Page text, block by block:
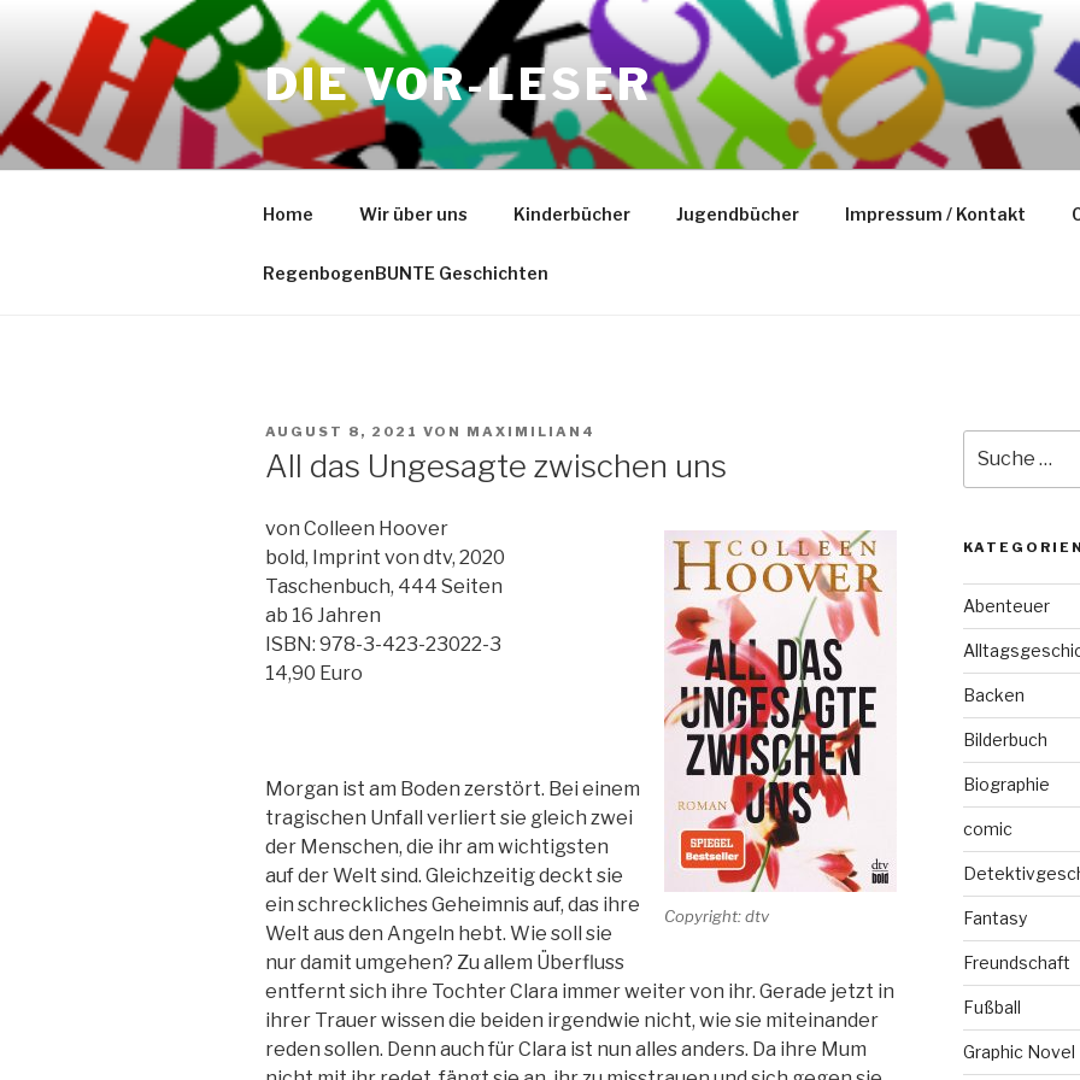
springen
DIE VOR-LESER
Home Wir über uns Kinderbücher Jugendbücher Impressum / Kontakt
RegenbogenBUNTE Geschichten
VERÖFFENTLICHT
AUGUST 8, 2021 VON MAXIMILIAN4
All das Ungesagte zwischen uns
Copyright: dtv
von Colleen Hoover
bold, Imprint von dtv, 2020
Taschenbuch, 444 Seiten
ab 16 Jahren
ISBN: 978-3-423-23022-3
14,90 Euro
Morgan ist am Boden zerstört. Bei einem
tragischen Unfall verliert sie gleich zwei
der Menschen, die ihr am wichtigsten
auf der Welt sind. Gleichzeitig deckt sie
ein schreckliches Geheimnis auf, das ihre
Welt aus den Angeln hebt. Wie soll sie
nur damit umgehen? Zu allem Überfluss
entfernt sich ihre Tochter Clara immer weiter von ihr. Gerade jetzt in
ihrer Trauer wissen die beiden irgendwie nicht, wie sie miteinander
reden sollen. Denn auch für Clara ist nun alles anders. Da ihre Mum
nach:
KATEGORIEN
Abenteuer
Backen
Bilderbuch
Biographie
comic
Fantasy
Freundschaft
Fußball
Graphic Novel